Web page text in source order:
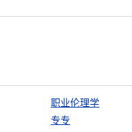
职业伦理学
专专